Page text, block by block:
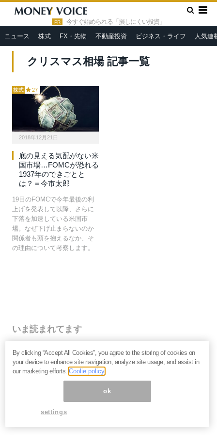
PR 今すぐ始められる「損しにくい投資」
ニュース 株式 FX・先物 不動産投資 ビジネス・ライフ 人気連
HOME » クリスマス相場
クリスマス相場 記事一覧
株式 27
2018年12月21日
底の見える気配がない米
国市場…FOMCが恐れる
1937年のできごとと
は？＝今市太郎
19日のFOMCで今年最後の利
上げを発表して以降、さらに
下落を加速している米国市
場。なぜ下げ止まらないのか
関係者も頭を抱えるなか、そ
の理由について考察します。
いま読まれてます
なぜ個人投資家は「みんなが買っているから」と手を出
して大損するのか？
キオクシア・イオン・NTT…なぜ人気銘柄は思うように
上がらないのか。投資家が見落とす企業の「性質」＝栫
で起きている「負債の危機」を吉田繁治が解説
By clicking “Accept All Cookies”, you agree to the storing of cookies on
your device to enhance site navigation, analyze site usage, and assist in
our marketing efforts.Coolie policy
ok
settings